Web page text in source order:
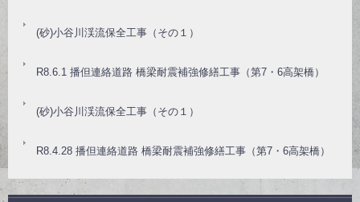
(砂)小谷川渓流保全工事（その１）
R8.6.1 播但連絡道路 橋梁耐震補強修繕工事（第7・6高架橋）
(砂)小谷川渓流保全工事（その１）
R8.4.28 播但連絡道路 橋梁耐震補強修繕工事（第7・6高架橋）